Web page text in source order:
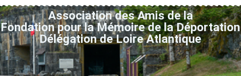
Association des Amis de la
Fondation pour la Mémoire de la Déportation
Délégation de Loire Atlantique